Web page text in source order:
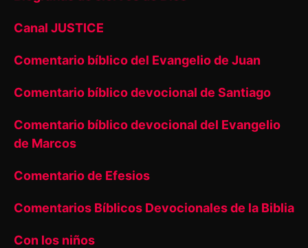
Canal JUSTICE
Comentario bíblico del Evangelio de Juan
Comentario bíblico devocional de Santiago
Comentario bíblico devocional del Evangelio
de Marcos
Comentario de Efesios
Comentarios Bíblicos Devocionales de la Biblia
Con los niños